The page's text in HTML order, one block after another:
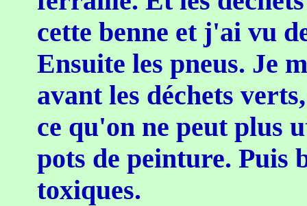
cette benne et j'ai vu
Ensuite les pneus. Je
avant les déchets
ce qu'on ne peut plus
pots de peinture. Puis
toxiques.